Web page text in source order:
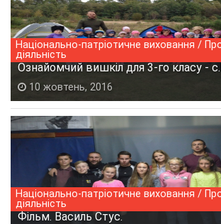
Національно-патріотичне виховання /
діяльність
Ознайомчий вишкіл для 3-го класу -
10 жовтень, 2016
Національно-патріотичне виховання /
діяльність
Фільм. Василь Стус.